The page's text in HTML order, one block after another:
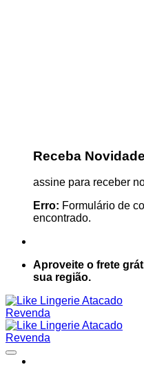
Receba
assine para receber
Erro: Formulário de
encontrado.
Aproveite o frete
sua região.